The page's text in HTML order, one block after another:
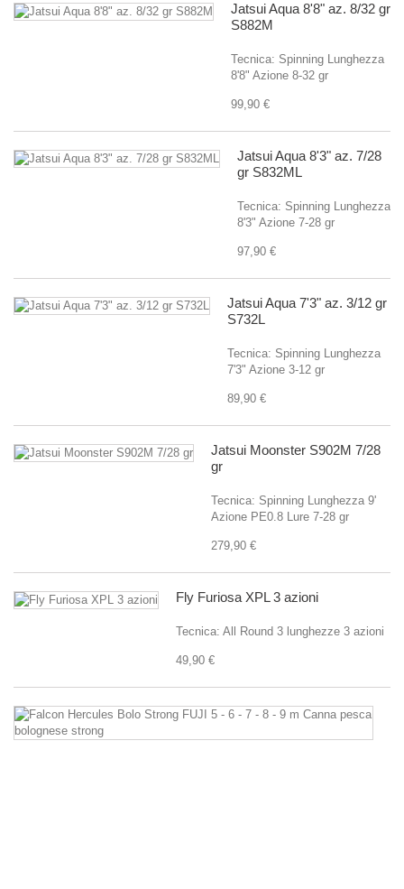
Jatsui Aqua 8'8" az. 8/32 gr
S882M
Tecnica: Spinning Lunghezza
8'8" Azione 8-32 gr
99,90 €
Jatsui Aqua 8'3" az. 7/28
gr S832ML
Tecnica: Spinning Lunghezza
8'3" Azione 7-28 gr
97,90 €
Jatsui Aqua 7'3" az. 3/12 gr
S732L
Tecnica: Spinning Lunghezza
7'3" Azione 3-12 gr
89,90 €
Jatsui Moonster S902M 7/28
gr
Tecnica: Spinning Lunghezza 9'
Azione PE0.8 Lure 7-28 gr
279,90 €
Fly Furiosa XPL 3 azioni
Tecnica: All Round 3 lunghezze 3 azioni
49,90 €